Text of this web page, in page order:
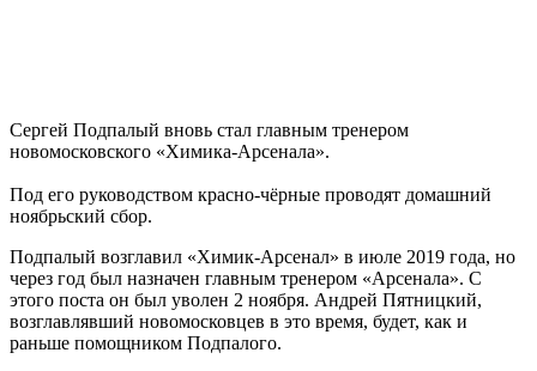
Сергей Подпалый вновь стал главным тренером
новомосковского «Химика-Арсенала».
Под его руководством красно-чёрные проводят домашний
ноябрьский сбор.
Подпалый возглавил «Химик-Арсенал» в июле 2019 года, но
через год был назначен главным тренером «Арсенала». С
этого поста он был уволен 2 ноября. Андрей Пятницкий,
возглавлявший новомосковцев в это время, будет, как и
раньше помощником Подпалого.